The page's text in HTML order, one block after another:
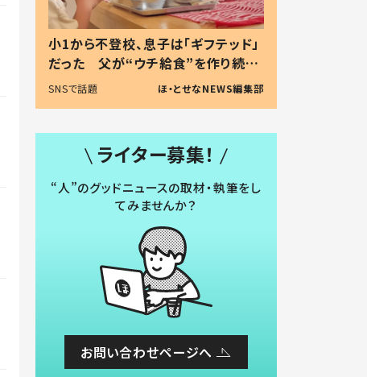
小1から不登校、息子は「ギフテッド」
だった 父が“ウチ給食”を作り続け
る理由とは #令和の親 #令和の子
SNSで話題 ほ・とせなNEWS編集部
ライター募集！
“人”のグッドニュースの取材・執筆をし
てみませんか？
お問い合わせページへ